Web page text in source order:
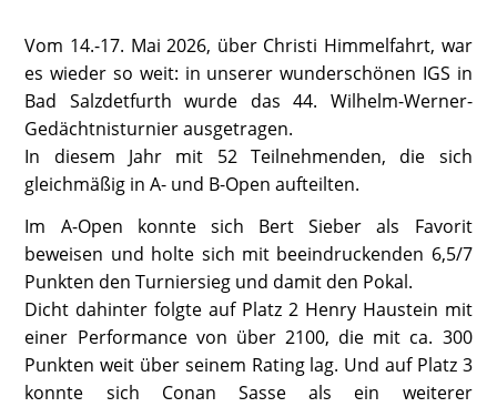
Vom 14.-17. Mai 2026, über Christi Himmelfahrt, war
es wieder so weit: in unserer wunderschönen IGS in
Bad Salzdetfurth wurde das 44. Wilhelm-Werner-
Gedächtnisturnier ausgetragen.
In diesem Jahr mit 52 Teilnehmenden, die sich
gleichmäßig in A- und B-Open aufteilten.
Im A-Open konnte sich Bert Sieber als Favorit
beweisen und holte sich mit beeindruckenden 6,5/7
Punkten den Turniersieg und damit den Pokal.
Dicht dahinter folgte auf Platz 2 Henry Haustein mit
einer Performance von über 2100, die mit ca. 300
Punkten weit über seinem Rating lag. Und auf Platz 3
konnte sich Conan Sasse als ein weiterer